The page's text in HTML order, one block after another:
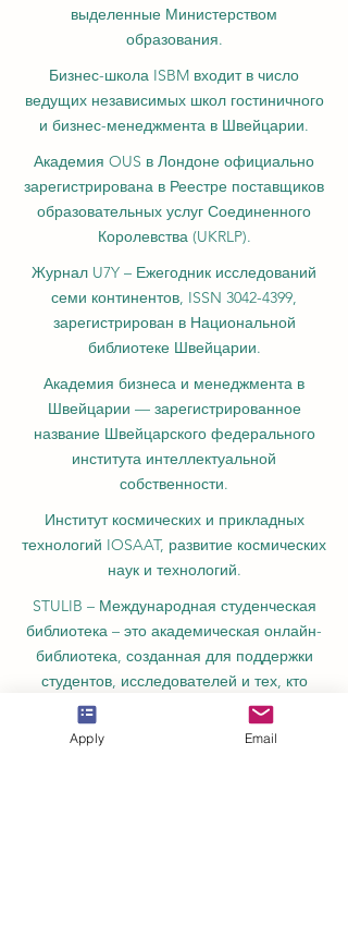
выделенные Министерством
образования.
Бизнес-школа ISBM входит в число
ведущих независимых школ гостиничного
и бизнес-менеджмента в Швейцарии.
Академия OUS в Лондоне официально
зарегистрирована в Реестре поставщиков
образовательных услуг Соединенного
Королевства (UKRLP).
Журнал U7Y – Ежегодник исследований
семи континентов, ISSN 3042-4399,
зарегистрирован в Национальной
библиотеке Швейцарии.
Академия бизнеса и менеджмента в
Швейцарии — зарегистрированное
название Швейцарского федерального
института интеллектуальной
собственности.
Институт космических и прикладных
технологий IOSAAT, развитие космических
наук и технологий.
STULIB – Международная студенческая
библиотека – это академическая онлайн-
библиотека, созданная для поддержки
студентов, исследователей и тех, кто
стремится к непрерывному обучению.
YJD Global Center for Diplomacy®,
Apply Email